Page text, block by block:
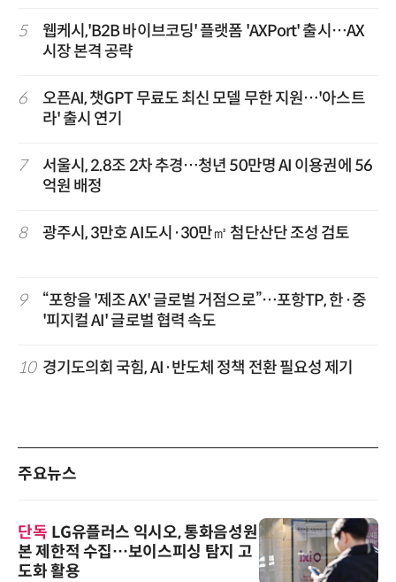
5
웹케시,'B2B 바이브코딩' 플랫폼 'AXPort' 출시…AX
시장 본격 공략
6
오픈AI, 챗GPT 무료도 최신 모델 무한 지원…'아스트
라' 출시 연기
7
서울시, 2.8조 2차 추경…청년 50만명 AI 이용권에 56
억원 배정
8 광주시, 3만호 AI도시·30만㎡ 첨단산단 조성 검토
9
“포항을 '제조 AX' 글로벌 거점으로”…포항TP, 한·중
'피지컬 AI' 글로벌 협력 속도
10 경기도의회 국힘, AI·반도체 정책 전환 필요성 제기
주요뉴스
단독 LG유플러스 익시오, 통화음성원
본 제한적 수집…보이스피싱 탐지 고
도화 활용